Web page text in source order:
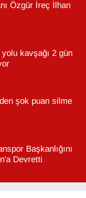
Özgür İreç İlhan
kavşağı 2 gün
şok puan silme
Başkanlığını
Devretti